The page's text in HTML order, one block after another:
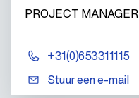
PROJECT MANAGER
+31(0)653311115
Stuur een e-mail